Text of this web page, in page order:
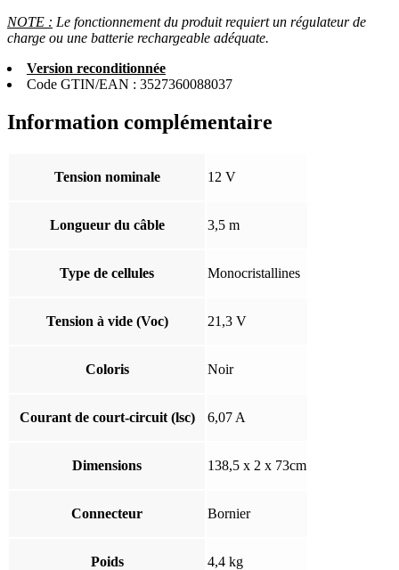
NOTE : Le fonctionnement du produit requiert un régulateur de
charge ou une batterie rechargeable adéquate.
Version reconditionnée
Code GTIN/EAN : 3527360088037
Information complémentaire
Tension nominale 12 V
Longueur du câble 3,5 m
Type de cellules Monocristallines
Tension à vide (Voc) 21,3 V
Coloris Noir
Courant de court-circuit (lsc) 6,07 A
Dimensions 138,5 x 2 x 73cm
Connecteur Bornier
Poids 4,4 kg